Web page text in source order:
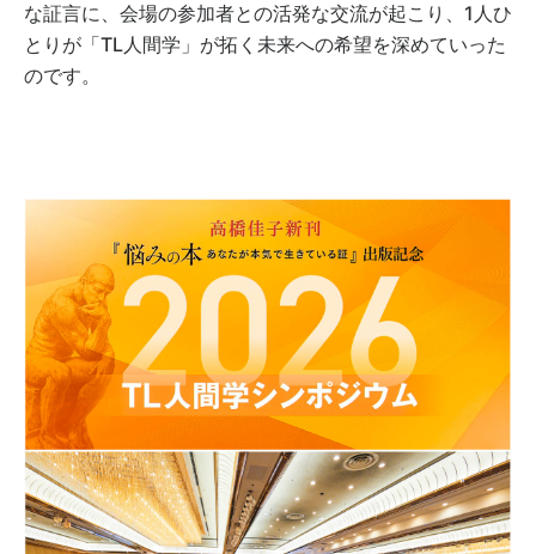
な証言に、会場の参加者との活発な交流が起こり、1人ひ
とりが「TL人間学」が拓く未来への希望を深めていった
のです。